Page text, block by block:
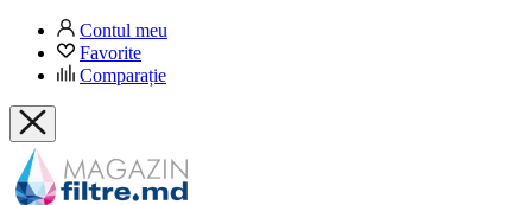
Contul meu
Favorite
Comparație